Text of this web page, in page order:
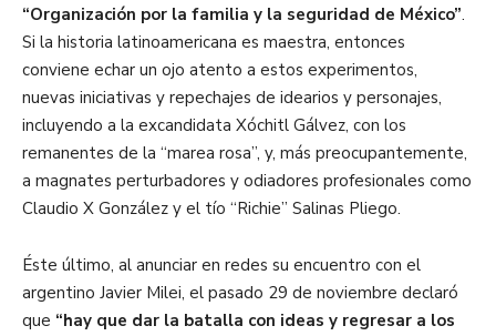
“Organización por la familia y la seguridad de México”.
Si la historia latinoamericana es maestra, entonces
conviene echar un ojo atento a estos experimentos,
nuevas iniciativas y repechajes de idearios y personajes,
incluyendo a la excandidata Xóchitl Gálvez, con los
remanentes de la “marea rosa”, y, más preocupantemente,
a magnates perturbadores y odiadores profesionales como
Claudio X González y el tío “Richie” Salinas Pliego.
Éste último, al anunciar en redes su encuentro con el
argentino Javier Milei, el pasado 29 de noviembre declaró
que “hay que dar la batalla con ideas y regresar a los